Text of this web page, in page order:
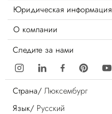
Юридическая информация
О компании
Следите за нами
Страна/ Люксембург
Язык/ Русский